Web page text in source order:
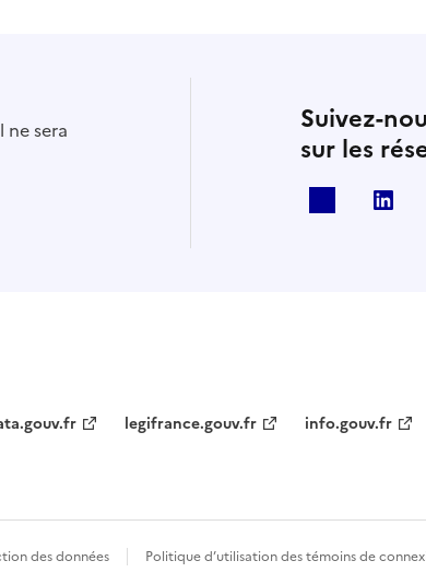
sera
Suivez-
sur les
legifrance.gouv.fr info.gouv.fr
des données Politique d’utilisation des témoins de